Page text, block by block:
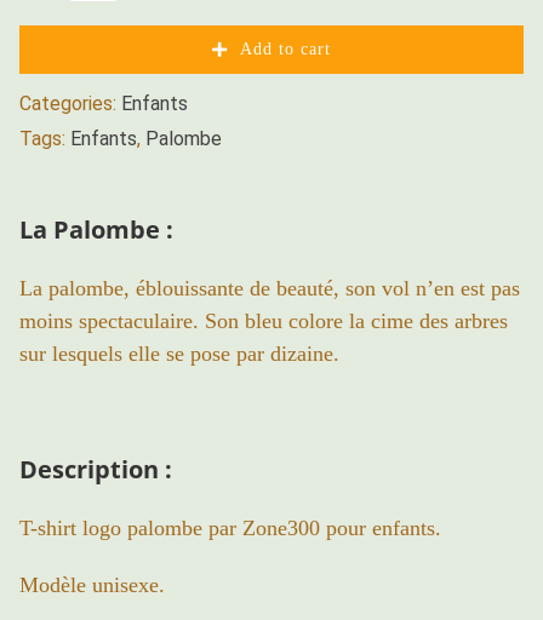
Zone300
-
Enfant
Add to cart
Categories: Enfants
Tags: Enfants, Palombe
La Palombe :
La palombe, éblouissante de beauté, son vol n’en est pas
moins spectaculaire. Son bleu colore la cime des arbres
sur lesquels elle se pose par dizaine.
Description :
T-shirt logo palombe par Zone300 pour enfants.
Modèle unisexe.